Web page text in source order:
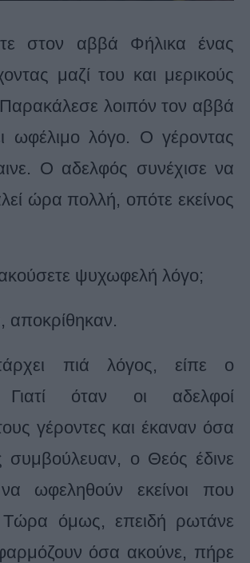
στον αββά Φήλικα ένας
μαζί του και μερικούς
λοιπόν τον αββά
ωφέλιμο λόγο. Ο γέροντας
Ο αδελφός συνέχισε να
ώρα πολλή, οπότε εκείνος
ψυχωφελή λόγο;
αποκρίθηκαν.
πιά λόγος, είπε ο
Γιατί όταν οι αδελφοί
γέροντες και έκαναν όσα
συμβούλευαν, ο Θεός έδινε
ωφεληθούν εκείνοι που
όμως, επειδή ρωτάνε
όσα ακούνε, πήρε